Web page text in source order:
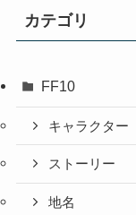
カテゴリ
FF10
キャラクター
ストーリー
地名